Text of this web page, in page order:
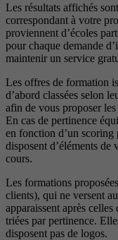
Les résultats affichés
correspondant à votre
proviennent d’écoles
pour chaque demande
maintenir un service
Les offres de formation
d’abord classées selon
afin de vous proposer
En cas de pertinence
en fonction d’un scoring
disposent d’éléments de
cours.
Les formations
clients), qui ne versent
apparaissent après
triées par pertinence.
disposent pas de logos.